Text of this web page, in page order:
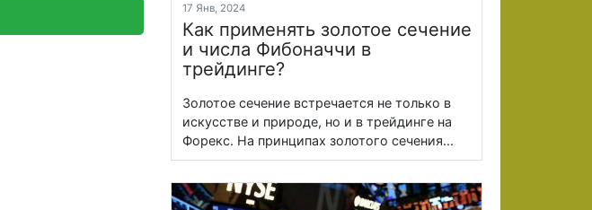
17 Янв, 2024
Как применять золотое сечение
и числа Фибоначчи в
трейдинге?
Золотое сечение встречается не только в
искусстве и природе, но и в трейдинге на
Форекс. На принципах золотого сечения...